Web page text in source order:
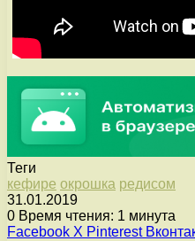
Теги
кефире окрошка редисом
31.01.2019
0 Время чтения: 1 минута
Facebook X Pinterest